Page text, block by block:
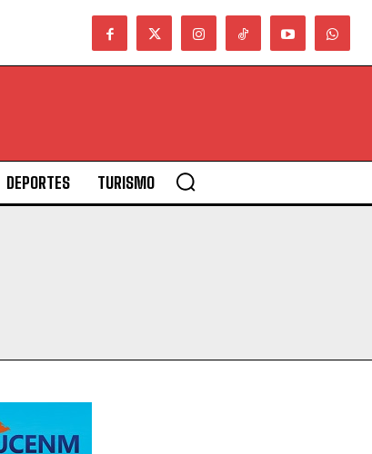
DEPORTES TURISMO